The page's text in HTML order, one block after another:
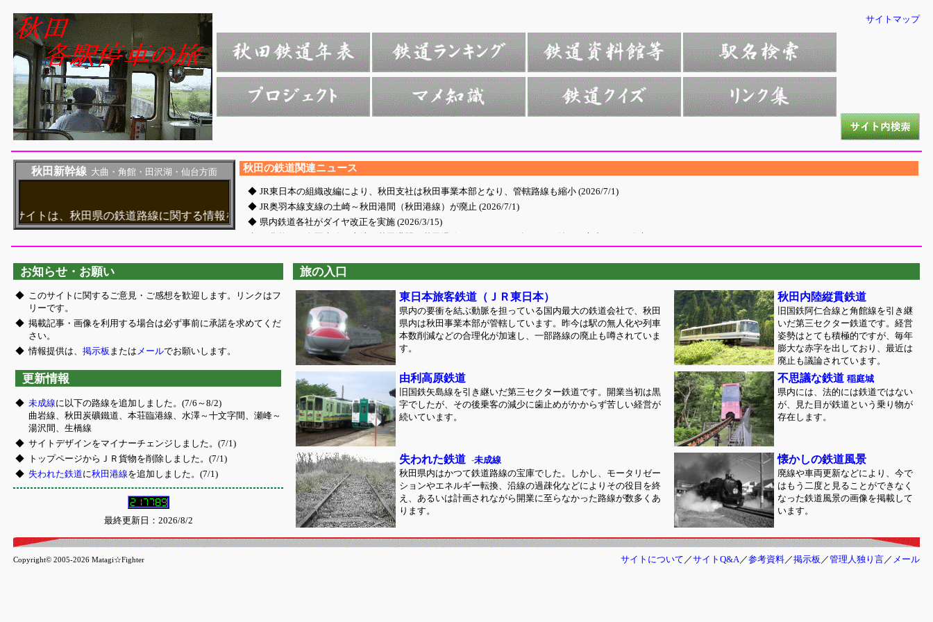
サイトマップ
秋田新幹線 大曲・角館・田沢湖・仙台方面 秋田の鉄道関連ニュース
お知らせ・お願い
◆ このサイトに関するご意見・ご感想を歓迎します。リンクはフ
リーです。
◆ 掲載記事・画像を利用する場合は必ず事前に承諾を求めてくだ
さい。
◆ 情報提供は、 掲示板 または メールでお願いします。
更新情報
◆ 未成線に以下の路線を追加しました。(7/6～8/2)
曲岩線、秋田炭礦鐵道、本荘臨港線、水澤～十文字間、瀬峰～
湯沢間、生橋線
◆ サイトデザインをマイナーチェンジしました。(7/1)
◆
トップページからＪＲ貨物を削除しました。(7/1)
◆ 失われた鉄道に秋田港線を追加しました。(7/1)
最終更新日：2026/8/2
旅の入口
東日本旅客鉄道（ＪＲ東日本）
県内の要衝を結ぶ動脈を担っている国内最大の鉄道会社で、秋田
県内は秋田事業本部が管轄しています。昨今は駅の無人化や列車
本数削減などの合理化が加速し、一部路線の廃止も噂されていま
す。
秋田内陸縦貫鉄道
旧国鉄阿仁合線と角館線を引き継
いだ第三セクター鉄道です。経営
姿勢はとても積極的ですが、毎年
膨大な赤字を出しており、最近は
廃止も議論されています。
由利高原鉄道
旧国鉄矢島線を引き継いだ第三セクター鉄道です。開業当初は黒
字でしたが、その後乗客の減少に歯止めがかからず苦しい経営が
続いています。
不思議な鉄道 稲庭城
県内には、法的には鉄道ではない
が、見た目が鉄道という乗り物が
存在します。
失われた鉄道 -未成線
秋田県内はかつて鉄道路線の宝庫でした。しかし、モータリゼー
ションやエネルギー転換、沿線の過疎化などによりその役目を終
え、あるいは計画されながら開業に至らなかった路線が数多くあ
ります。
懐かしの鉄道風景
廃線や車両更新などにより、今で
はもう二度と見ることができなく
なった鉄道風景の画像を掲載して
います。
Copyright© 2005-2026 Matagi☆Fighter サイトについて ／サイトQ&A／参考資料／掲示板 ／管理人独り言／ メール